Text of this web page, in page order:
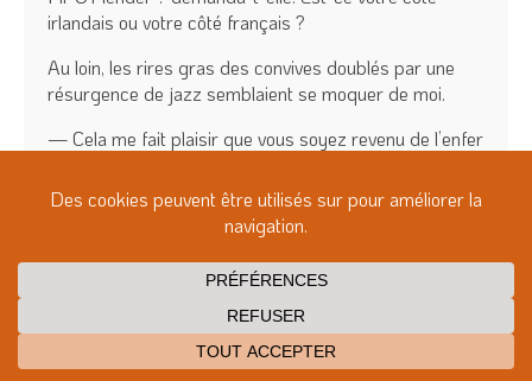
irlandais ou votre côté français ?
Au loin, les rires gras des convives doublés par une
résurgence de jazz semblaient se moquer de moi.
— Cela me fait plaisir que vous soyez revenu de l’enfer
— Maintenant, je sais qui vous êtes et je vous
Hamrani. Merci pour votre sollicitude.
— Cela fait longtemps que nous nous connaissons,
Mr O’Flender. Pourquoi ne serais-je pas soucieuse si
j’apprends que vous êtes souffrant, mourant,
emprisonné, empoisonné, si mignon et si jeune.